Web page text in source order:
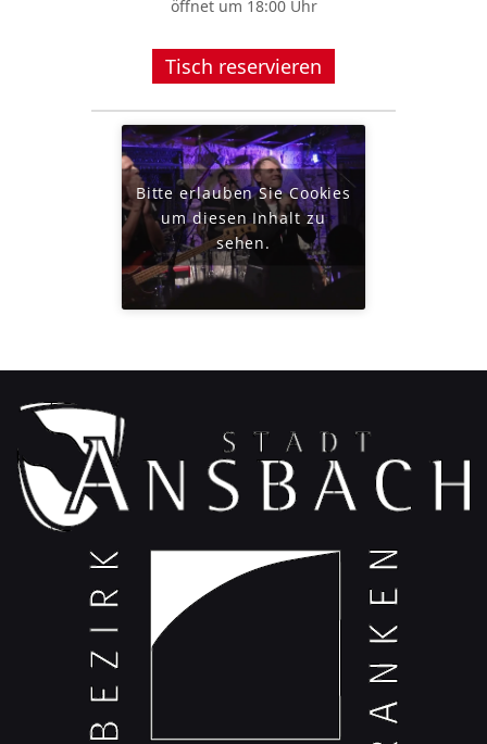
öffnet um 18:00 Uhr
Tisch reservieren
Bitte erlauben Sie Cookies
um diesen Inhalt zu
sehen.